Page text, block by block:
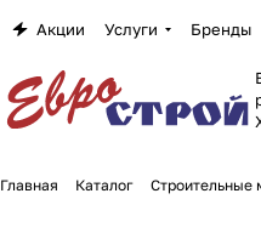
Акции Услуги Бренды
Главная Каталог Строительные